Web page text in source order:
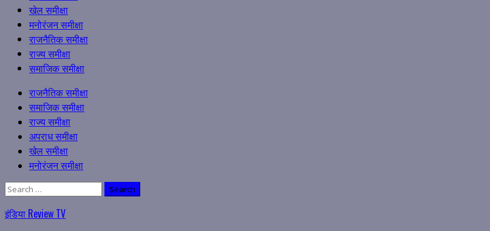
खेल समीक्षा
मनोरंजन समीक्षा
राजनैतिक समीक्षा
राज्य समीक्षा
समाजिक समीक्षा
Primary
Menu
राजनैतिक समीक्षा
समाजिक समीक्षा
राज्य समीक्षा
अपराध समीक्षा
खेल समीक्षा
मनोरंजन समीक्षा
Search
इंडिया Review TV